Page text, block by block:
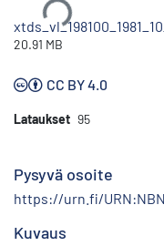
20.91 MB
CC BY 4.0
Lataukset 95
Pysyvä osoite
https://urn.fi/
Kuvaus